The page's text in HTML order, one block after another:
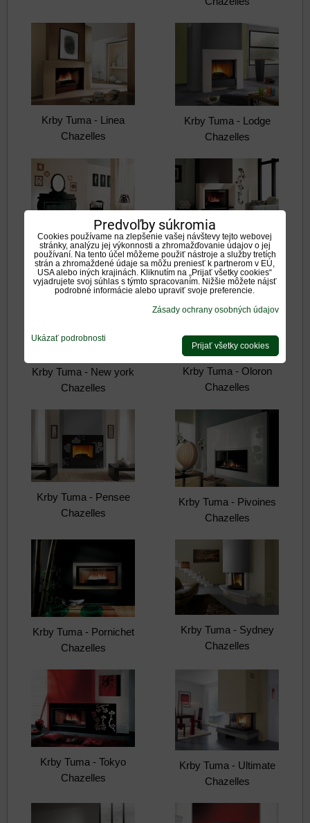
Krby Tuma - Linea
Chazelles
Krby Tuma - Lodge
Chazelles
Krby Tuma - Louise
Chazelles
Krby Tuma - Malte
Chazelles
Krby Tuma - New york
Chazelles
Krby Tuma - Oloron
Chazelles
Krby Tuma - Pensee
Chazelles
Krby Tuma - Pivoines
Chazelles
Krby Tuma - Pornichet
Chazelles
Krby Tuma - Sydney
Chazelles
Krby Tuma - Tokyo
Chazelles
Krby Tuma - Ultimate
Chazelles
Predvoľby súkromia
Cookies používame na zlepšenie vašej návštevy tejto webovej
stránky, analýzu jej výkonnosti a zhromažďovanie údajov o jej
používaní. Na tento účel môžeme použiť nástroje a služby tretích
strán a zhromaždené údaje sa môžu preniesť k partnerom v EÚ,
USA alebo iných krajinách. Kliknutím na „Prijať všetky cookies“
vyjadrujete svoj súhlas s týmto spracovaním. Nižšie môžete nájsť
podrobné informácie alebo upraviť svoje preferencie.
Zásady ochrany osobných údajov
Ukázať podrobnosti
Prijať všetky cookies